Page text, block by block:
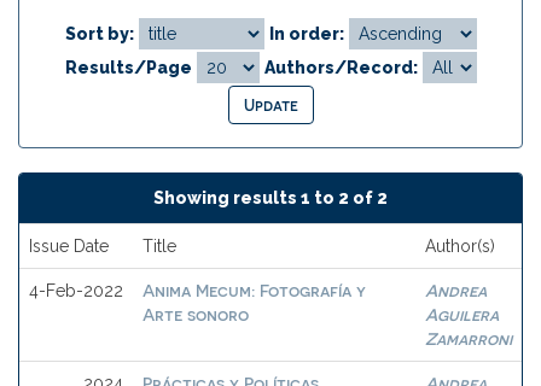
Sort by:
In order:
Results/Page
Authors/Record:
Showing results 1 to 2 of 2
Issue Date Title Author(s)
4-Feb-2022
Anima Mecum: Fotografía y
Arte sonoro
Andrea
Aguilera
Zamarroni